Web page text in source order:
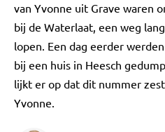
van Yvonne uit Grave waren
bij de Waterlaat, een weg
lopen. Een dag eerder
bij een huis in Heesch
lijkt er op dat dit nummer
Yvonne.